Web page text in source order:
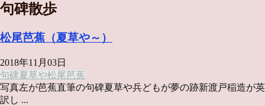
句碑散歩
松尾芭蕉（夏草や～）
2018年11月03日
句碑夏草や松尾芭蕉
写真左が芭蕉直筆の句碑夏草や兵どもが夢の跡新渡戸稲造が英
訳し ...